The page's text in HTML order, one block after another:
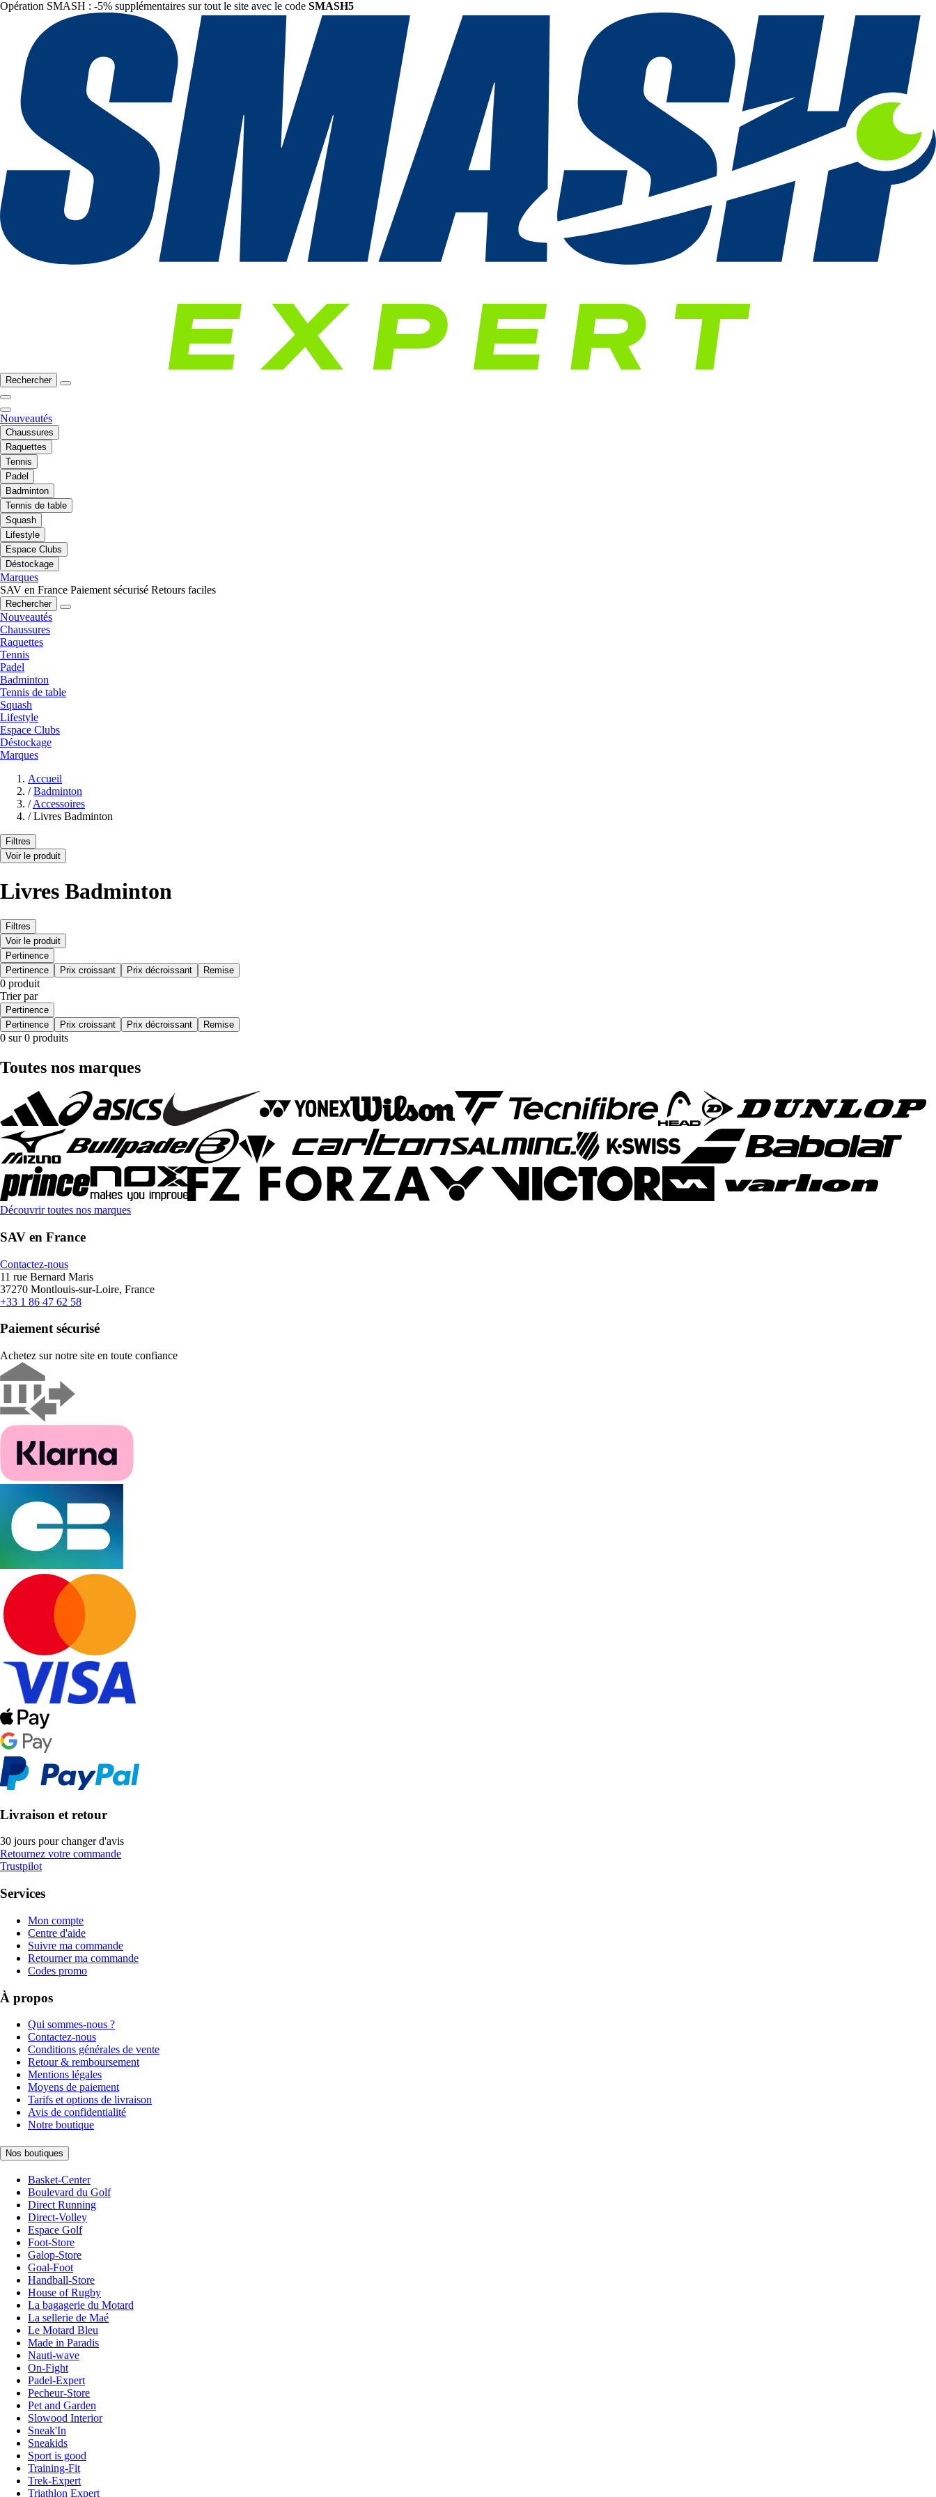
Opération SMASH : -5% supplémentaires sur tout le site avec le code SMASH5
Rechercher
Nouveautés
Chaussures
Raquettes
Tennis
Padel
Badminton
Tennis de table
Squash
Lifestyle
Espace Clubs
Déstockage
Marques
SAV en France Paiement sécurisé Retours faciles
Rechercher
Nouveautés
Chaussures
Raquettes
Tennis
Padel
Badminton
Tennis de table
Squash
Lifestyle
Espace Clubs
Déstockage
Marques
Accueil
/ Badminton
/ Accessoires
/ Livres Badminton
Filtres
Voir le produit
Livres Badminton
Filtres
Voir le produit
Pertinence
Pertinence
Prix croissant Prix décroissant Remise
0 produit
Trier par
Pertinence
Pertinence
Prix croissant Prix décroissant Remise
0 sur 0 produits
Toutes nos marques
Découvrir toutes nos marques
SAV en France
Contactez-nous
11 rue Bernard Maris
37270 Montlouis-sur-Loire, France
+33 1 86 47 62 58
Paiement sécurisé
Achetez sur notre site en toute confiance
Livraison et retour
30 jours pour changer d'avis
Retournez votre commande
Trustpilot
Services
Mon compte
Centre d'aide
Suivre ma commande
Retourner ma commande
Codes promo
À propos
Qui sommes-nous ?
Contactez-nous
Conditions générales de vente
Retour & remboursement
Mentions légales
Moyens de paiement
Tarifs et options de livraison
Avis de confidentialité
Notre boutique
Nos boutiques
Basket-Center
Boulevard du Golf
Direct Running
Direct-Volley
Espace Golf
Foot-Store
Galop-Store
Goal-Foot
Handball-Store
House of Rugby
La bagagerie du Motard
La sellerie de Maé
Le Motard Bleu
Made in Paradis
Nauti-wave
On-Fight
Padel-Expert
Pecheur-Store
Pet and Garden
Slowood Interior
Sneak'In
Sneakids
Sport is good
Training-Fit
Trek-Expert
Triathlon Expert